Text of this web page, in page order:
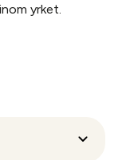
yrket.